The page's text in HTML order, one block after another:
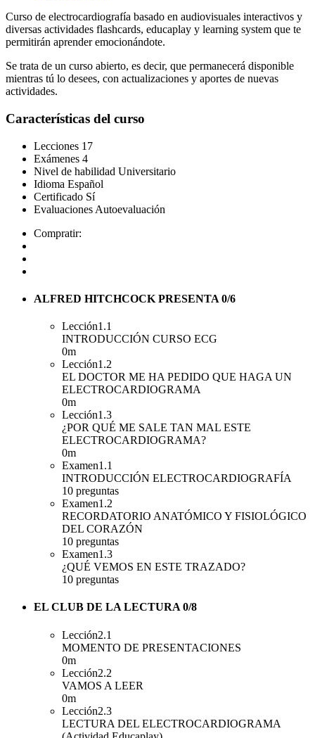
Curso de electrocardiografía basado en audiovisuales interactivos y
diversas actividades flashcards, educaplay y learning system que te
permitirán aprender emocionándote.
Se trata de un curso abierto, es decir, que permanecerá disponible
mientras tú lo desees, con actualizaciones y aportes de nuevas
actividades.
Características del curso
Lecciones 17
Exámenes 4
Nivel de habilidad Universitario
Idioma Español
Certificado Sí
Evaluaciones Autoevaluación
Compratir:
ALFRED HITCHCOCK PRESENTA 0/6
Lección1.1
INTRODUCCIÓN CURSO ECG
0m
Lección1.2
EL DOCTOR ME HA PEDIDO QUE HAGA UN
ELECTROCARDIOGRAMA
0m
Lección1.3
¿POR QUÉ ME SALE TAN MAL ESTE
ELECTROCARDIOGRAMA?
0m
Examen1.1
INTRODUCCIÓN ELECTROCARDIOGRAFÍA
10 preguntas
Examen1.2
RECORDATORIO ANATÓMICO Y FISIOLÓGICO
DEL CORAZÓN
10 preguntas
Examen1.3
¿QUÉ VEMOS EN ESTE TRAZADO?
10 preguntas
EL CLUB DE LA LECTURA0/8
Lección2.1
MOMENTO DE PRESENTACIONES
0m
Lección2.2
VAMOS A LEER
0m
Lección2.3
LECTURA DEL ELECTROCARDIOGRAMA